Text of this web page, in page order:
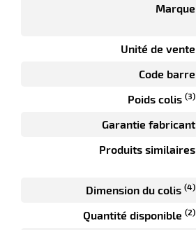
Marque
Unité de vente
Code barre
Poids colis (3)
Garantie fabricant
Produits similaires
Dimension du colis (4)
Quantité disponible (2)